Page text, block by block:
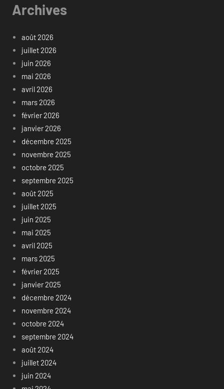
Archives
août 2026
juillet 2026
juin 2026
mai 2026
avril 2026
mars 2026
février 2026
janvier 2026
décembre 2025
novembre 2025
octobre 2025
septembre 2025
août 2025
juillet 2025
juin 2025
mai 2025
avril 2025
mars 2025
février 2025
janvier 2025
décembre 2024
novembre 2024
octobre 2024
septembre 2024
août 2024
juillet 2024
juin 2024